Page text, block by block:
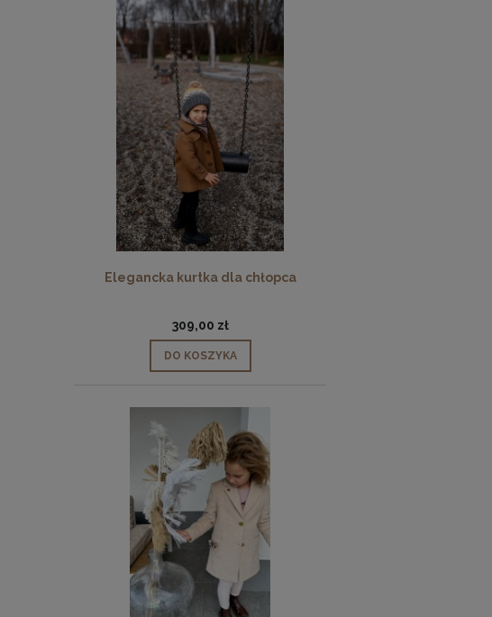
Elegancka kurtka dla chłopca
309,00 zł
DO KOSZYKA